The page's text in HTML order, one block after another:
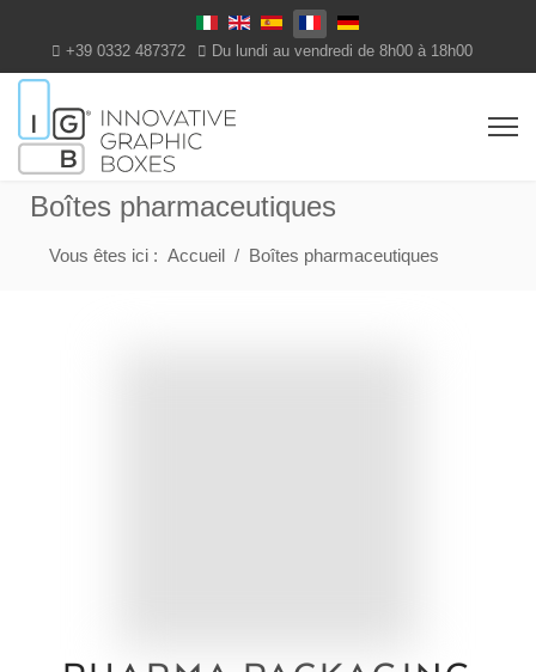
Select your language
+39 0332 487372 Du lundi au vendredi de 8h00 à 18h00
Boîtes pharmaceutiques
Vous êtes ici : Accueil Boîtes pharmaceutiques